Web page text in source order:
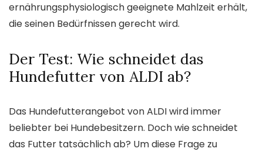
ernährungsphysiologisch geeignete Mahlzeit erhält,
die seinen Bedürfnissen gerecht wird.
Der Test: Wie schneidet das
Hundefutter von ALDI ab?
Das Hundefutterangebot von ALDI wird immer
beliebter bei Hundebesitzern. Doch wie schneidet
das Futter tatsächlich ab? Um diese Frage zu